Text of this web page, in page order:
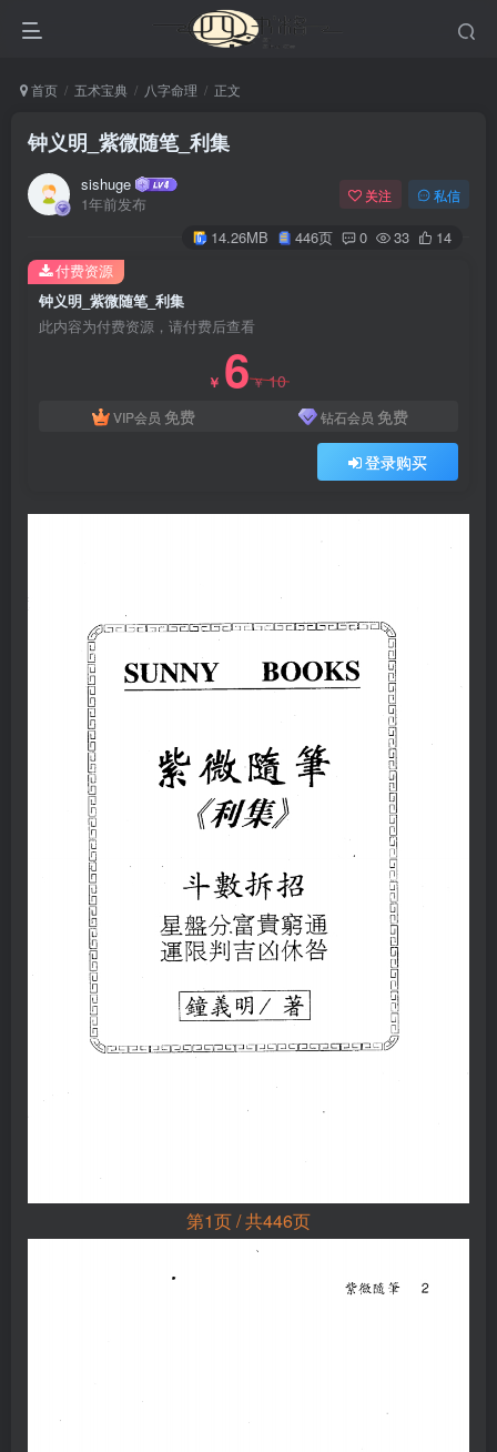
首页 五术宝典 八字命理 正文
钟义明_紫微随笔_利集
sishuge
1年前发布
关注 私信
14.26MB 446页 0 33 14
钟义明_紫微随笔_利集
此内容为付费资源，请付费后查看
￥ 6￥10
VIP会员 免费 钻石会员 免费
登录购买
付费资源
第1页 / 共446页